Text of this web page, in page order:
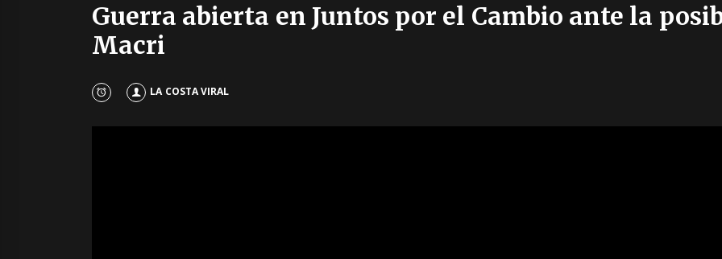
Guerra abierta en Juntos por el Cambio ante la
Macri
LA COSTA VIRAL